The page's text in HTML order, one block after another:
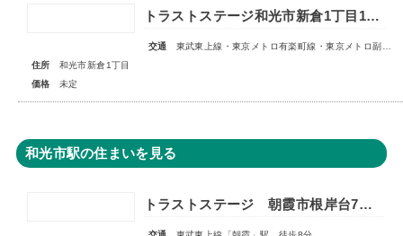
トラストステージ和光市新倉1丁目16期 全11区画◇販売予告◇
交通
東武東上線・東京メトロ有楽町線・東京メトロ副都心線「和光市」駅 徒歩14～15分
住所
和光市新倉1丁目
価格
未定
和光市駅の住まいを見る
トラストステージ 朝霞市根岸台7丁目44期 限定1区画